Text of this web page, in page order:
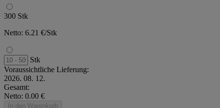
300 Stk
Netto: 6.21 €/Stk
Stk
Voraussichtliche Lieferung:
2026. 08. 12.
Gesamt:
Netto: 0.00 €
In den Warenkorb